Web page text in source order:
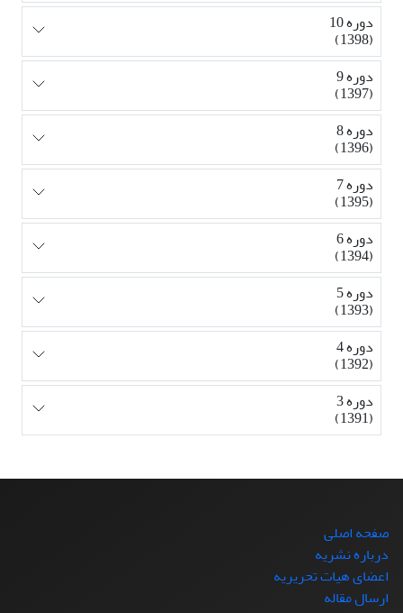
دوره 10
(1398)
دوره 9
(1397)
دوره 8
(1396)
دوره 7
(1395)
دوره 6
(1394)
دوره 5
(1393)
دوره 4
(1392)
دوره 3
(1391)
صفحه اصلی
درباره نشریه
اعضای هیات تحریریه
ارسال مقاله